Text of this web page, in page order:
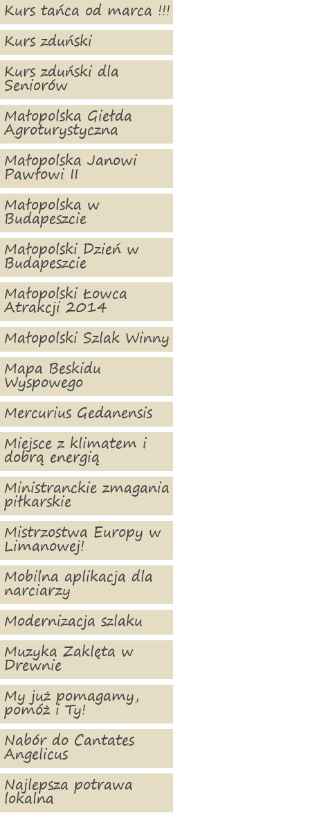
Kurs tańca od marca !!!
Kurs zduński
Kurs zduński dla
Seniorów
Małopolska Giełda
Agroturystyczna
Małopolska Janowi
Pawłowi II
Małopolska w
Budapeszcie
Małopolski Dzień w
Budapeszcie
Małopolski Łowca
Atrakcji 2014
Małopolski Szlak Winny
Mapa Beskidu
Wyspowego
Mercurius Gedanensis
Miejsce z klimatem i
dobrą energią
Ministranckie zmagania
piłkarskie
Mistrzostwa Europy w
Limanowej!
Mobilna aplikacja dla
narciarzy
Modernizacja szlaku
Muzyka Zaklęta w
Drewnie
My już pomagamy,
pomóż i Ty!
Nabór do Cantates
Angelicus
Najlepsza potrawa
lokalna